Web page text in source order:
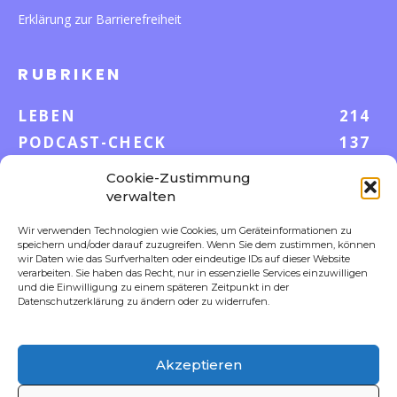
Cookie-Zustimmung
verwalten
Wir verwenden Technologien wie Cookies, um Geräteinformationen zu
speichern und/oder darauf zuzugreifen. Wenn Sie dem zustimmen, können
wir Daten wie das Surfverhalten oder eindeutige IDs auf dieser Website
verarbeiten. Sie haben das Recht, nur in essenzielle Services einzuwilligen
und die Einwilligung zu einem späteren Zeitpunkt in der
Datenschutzerklärung zu ändern oder zu widerrufen.
Akzeptieren
Erklärung zur Barrierefreiheit
RUBRIKEN
LEBEN
214
PODCAST-CHECK
137
GELD & KARRIERE
43
AUF UND DAVON
S-POOL VORTEILE
35
DIGITALE WELT
23
FOKUS